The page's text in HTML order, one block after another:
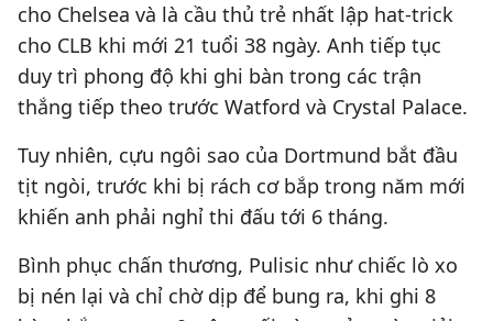
cho Chelsea và là cầu thủ trẻ nhất lập hat-trick
cho CLB khi mới 21 tuổi 38 ngày. Anh tiếp tục
duy trì phong độ khi ghi bàn trong các trận
thắng tiếp theo trước Watford và Crystal Palace.
Tuy nhiên, cựu ngôi sao của Dortmund bắt đầu
tịt ngòi, trước khi bị rách cơ bắp trong năm mới
khiến anh phải nghỉ thi đấu tới 6 tháng.
Bình phục chấn thương, Pulisic như chiếc lò xo
bị nén lại và chỉ chờ dịp để bung ra, khi ghi 8